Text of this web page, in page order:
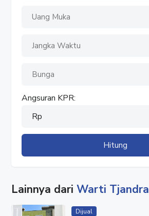
Angsuran KPR:
Rp
Hitung
Lainnya dariWarti Tjandra
Dijual